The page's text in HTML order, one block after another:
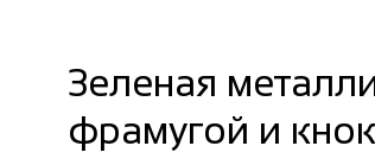
Зеленая
фрамугой и